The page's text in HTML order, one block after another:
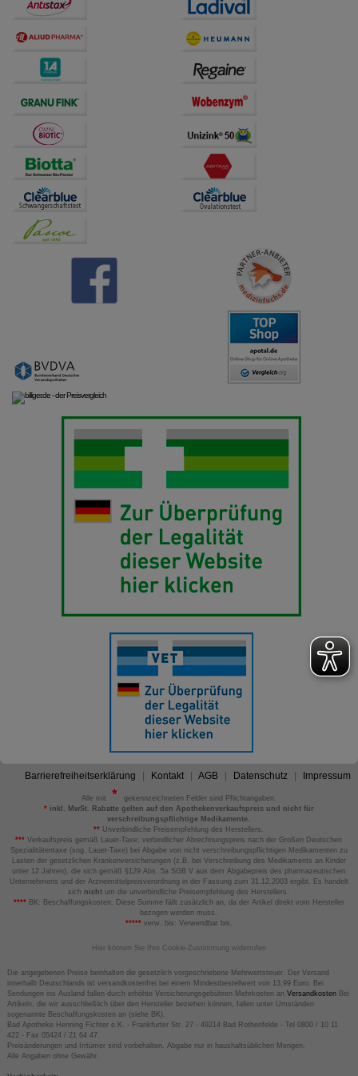
Dritte wie z.B. Google oder soziale Medien
Barrierefreiheitserklärung Kontakt AGB Datenschutz Impressum
Alle mit
gekennzeichneten Felder sind Pflichtangaben.
*inkl. MwSt. Rabatte gelten auf den Apothekenverkaufspreis und nicht für
verschreibungspflichtige Medikamente.
** Unverbindliche Preisempfehlung des Herstellers.
*** Verkaufspreis gemäß Lauer-Taxe; verbindlicher Abrechnungspreis nach der Großen Deutschen
Spezialitätentaxe (sog. Lauer-Taxe) bei Abgabe von nicht verschreibungspflichtigen Medikamenten zu
Lasten der gesetzlichen Krankenversicherungen (z.B. bei Verschreibung des Medikaments an Kinder
unter 12 Jahren), die sich gemäß §129 Abs. 5a SGB V aus dem Abgabepreis des pharmazeutischen
Unternehmens und der Arzneimittelpreisverordnung in der Fassung zum 31.12.2003 ergibt. Es handelt
sich nicht um die unverbindliche Preisempfehlung des Herstellers.
****BK: Beschaffungskosten. Diese Summe fällt zusätzlich an, da der Artikel direkt vom Hersteller
bezogen werden muss.
*****verw. bis: Verwendbar bis.
Hier können Sie Ihre Cookie-Zustimmung widerrufen
Die angegebenen Preise beinhalten die gesetzlich vorgeschriebene Mehrwertsteuer. Der Versand
innerhalb Deutschlands ist versandkostenfrei bei einem Mindestbestellwert von 13,99 Euro. Bei
Sendungen ins Ausland fallen durch erhöhte Versicherungsgebühren Mehrkosten an VersandkostenBei
Artikeln, die wir ausschließlich über den Hersteller beziehen können, fallen unter Umständen
sogenannte Beschaffungskosten an (siehe BK).
Bad Apotheke Henning Fichter e.K. - Frankfurter Str. 27 - 49214 Bad Rothenfelde - Tel 0800 / 10 11
422 - Fax 05424 / 21 64 47
Preisänderungen und Irrtümer sind vorbehalten. Abgabe nur in haushaltsüblichen Mengen.
Alle Angaben ohne Gewähr.